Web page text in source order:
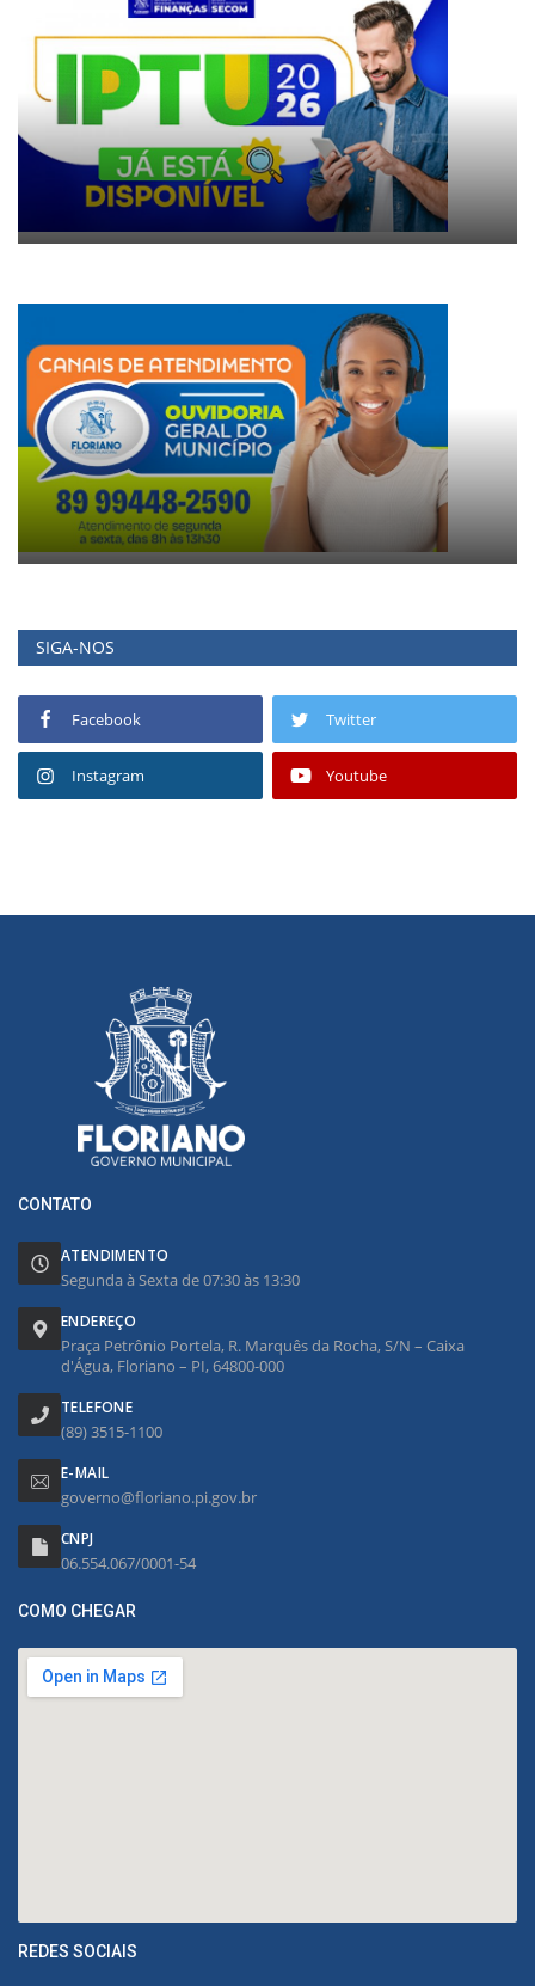
SIGA-NOS
Facebook Twitter
Instagram Youtube
CONTATO
ATENDIMENTO
Segunda à Sexta de 07:30 às 13:30
ENDEREÇO
Praça Petrônio Portela, R. Marquês da Rocha, S/N – Caixa
d'Água, Floriano – PI, 64800-000
TELEFONE
(89) 3515-1100
E-MAIL
governo@floriano.pi.gov.br
CNPJ
06.554.067/0001-54
COMO CHEGAR
REDES SOCIAIS